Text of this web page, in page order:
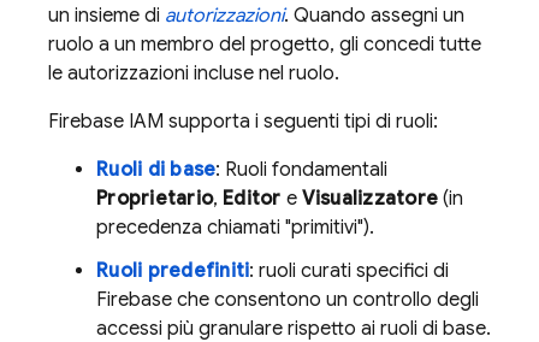
un insieme di autorizzazioni. Quando assegni un
ruolo a un membro del progetto, gli concedi tutte
le autorizzazioni incluse nel ruolo.
Firebase IAM supporta i seguenti tipi di ruoli:
Ruoli di base: Ruoli fondamentali
Proprietario, Editor e Visualizzatore (in
precedenza chiamati "primitivi").
Ruoli predefiniti: ruoli curati specifici di
Firebase che consentono un controllo degli
accessi più granulare rispetto ai ruoli di base.